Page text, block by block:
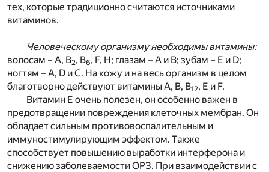
тех, которые традиционно считаются источниками
витаминов.
Человеческому организму необходимы витамины:
волосам – А, В2, В6, F, Н; глазам – А и В; зубам – Е и D;
ногтям – A, D и С. На кожу и на весь организм в целом
благотворно действуют витамины А, В, В12, Е и F.
Витамин Е очень полезен, он особенно важен в
предотвращении повреждения клеточных мембран. Он
обладает сильным противовоспалительным и
иммуностимулирующим эффектом. Также
способствует повышению выработки интерферона и
снижению заболеваемости ОРЗ. При взаимодействии с